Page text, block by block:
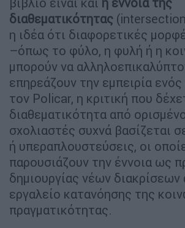
διαθεματικότητας
η ιδέα ότι διαφορετικές
–όπως το φύλο, η φυλή ή η
μπορούν να
επηρεάζουν την εμπειρία
τον Policar, η κριτική που
διαθεματικότητα από
σχολιαστές συχνά βασίζεται
ή υπεραπλουστεύσεις, οι
παρουσιάζουν την έννοια ως
δημιουργίας νέων διακρίσεων
εργαλείο κατανόησης της
πραγματικότητας.